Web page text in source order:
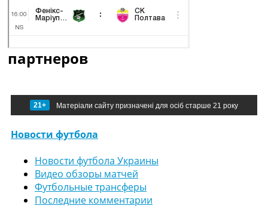
партнеров
21+ Матеріали сайту призначені для осіб старше 21 року
Новости футбола
Новости футбола Украины
Видео обзоры матчей
Футбольные трансферы
Последние комментарии